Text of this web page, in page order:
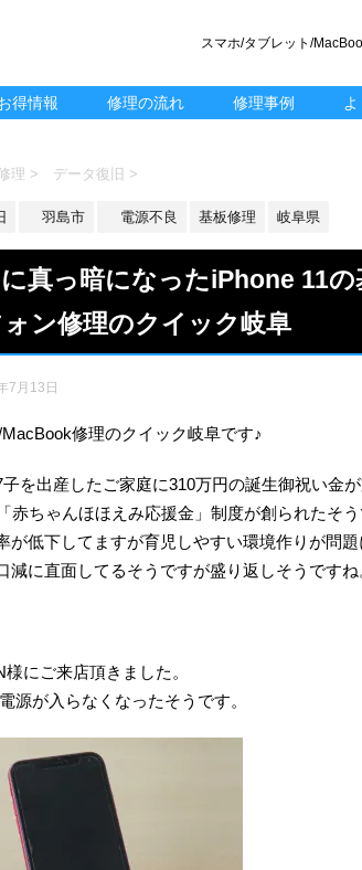
スマホ/タブレット/
得情報 修理の流れ 修理事例
理 > データ復旧 >
羽島市 電源不良 基板修理 岐阜県
真っ暗になったiPhone 11の
ン修理のクイック岐阜
7月13日
修理のクイック岐阜です♪
を出産したご家庭に310万円の誕生御祝い金が
赤ちゃんほほえみ応援金」制度が創られたそう
が低下してますが育児しやすい環境作りが問題
減に直面してるそうですが盛り返しそうですね
にご来店頂きました。
源が入らなくなったそうです。